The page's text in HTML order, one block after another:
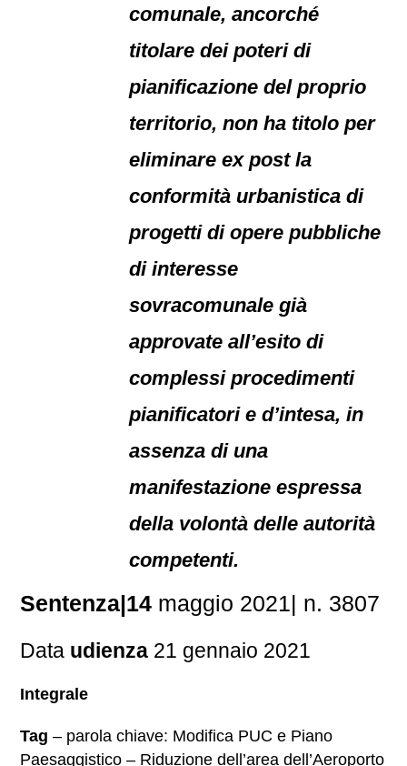
comunale, ancorché
titolare dei poteri di
pianificazione del proprio
territorio, non ha titolo per
eliminare ex post la
conformità urbanistica di
progetti di opere pubbliche
di interesse
sovracomunale già
approvate all’esito di
complessi procedimenti
pianificatori e d’intesa, in
assenza di una
manifestazione espressa
della volontà delle autorità
competenti.
Sentenza|14 maggio 2021| n. 3807
Data udienza 21 gennaio 2021
Integrale
Tag – parola chiave: Modifica PUC e Piano
Paesaggistico – Riduzione dell’area dell’Aeroporto